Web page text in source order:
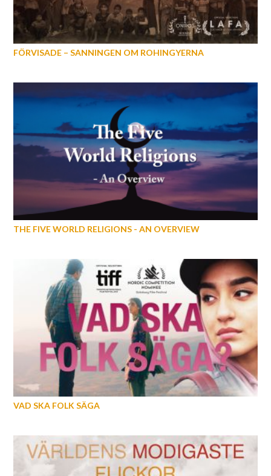
FÖRVISADE – SANNINGEN OM ROHINGYERNA
THE FIVE WORLD RELIGIONS - AN OVERVIEW
VAD SKA FOLK SÄGA